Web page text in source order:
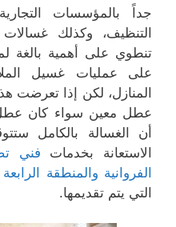
جداً بالمؤسسات
التنظيف، وكذلك
تنطوي على أهمية بالغة
على عمليات غسيل
المنازل، لكن إذا تعرضت
عطل معين سواء كان عطل
أن الغسالة بالكامل
الاستعانة بخدمات فني
الفروانية والمنطقة الرابعة
التي يتم تقديمها.